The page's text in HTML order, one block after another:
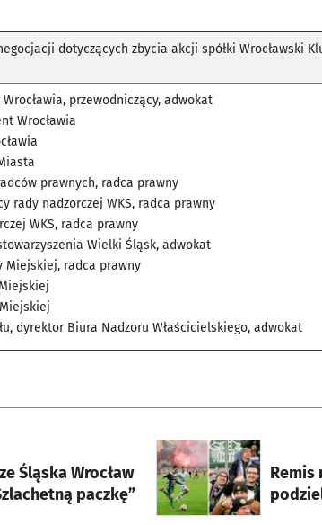
dotyczących zbycia akcji spółki Wrocławski
przewodniczący, adwokat
Wrocławia
prawnych, radca prawny
rady nadzorczej WKS, radca prawny
WKS, radca prawny
Wielki Śląsk, adwokat
Miejskiej, radca prawny
dyrektor Biura Nadzoru Właścicielskiego, adwokat
Śląska Wrocław
paczkę”
Remis
otworzy się w nowej